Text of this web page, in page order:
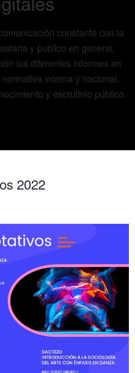
constante con la
y publico en general,
los diferentes informes en
interna y nacional,
y escrutinio público.
2022